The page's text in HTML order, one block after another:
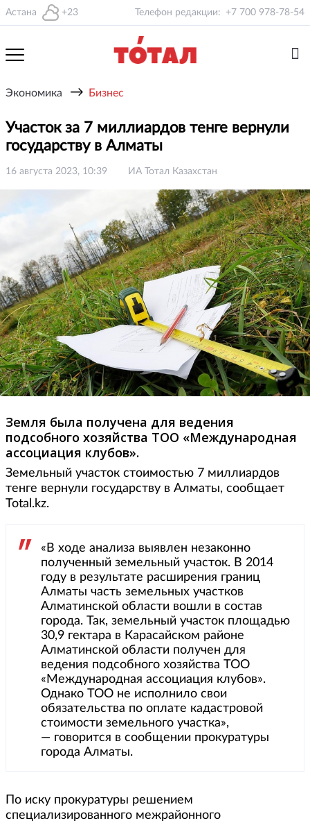
Астана +23 Телефон редакции: +7 700 978-78-54
Экономика → Бизнес
Участок за 7 миллиардов тенге вернули
государству в Алматы
16 августа 2023, 10:39 ИА Тотал Казахстан
Земля была получена для ведения
подсобного хозяйства ТОО «Международная
ассоциация клубов».
Земельный участок стоимостью 7 миллиардов
тенге вернули государству в Алматы, сообщает
Total.kz.
«В ходе анализа выявлен незаконно
полученный земельный участок. В 2014
году в результате расширения границ
Алматы часть земельных участков
Алматинской области вошли в состав
города. Так, земельный участок площадью
30,9 гектара в Карасайском районе
Алматинской области получен для
ведения подсобного хозяйства ТОО
«Международная ассоциация клубов».
Однако ТОО не исполнило свои
обязательства по оплате кадастровой
стоимости земельного участка»,
— говорится в сообщении прокуратуры
города Алматы.
По иску прокуратуры решением
специализированного межрайонного